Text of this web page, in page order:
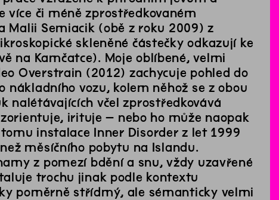
či méně zprostředkovaném
Malii Semiacik (obě z roku 2009) z
skleněné částečky odkazují ke
na Kamčatce). Moje oblíbené, velmi
Overstrain (2012) zachycuje pohled do
vozu, kolem něhož se z obou
nalétávajících včel zprostředkovává
irituje – nebo ho může naopak
instalace Inner Disorder z let 1999
měsíčního pobytu na Islandu.
z pomezí bdění a snu, vždy uzavřené
trochu jinak podle kontextu
poměrně střídmý, ale sémanticky velmi